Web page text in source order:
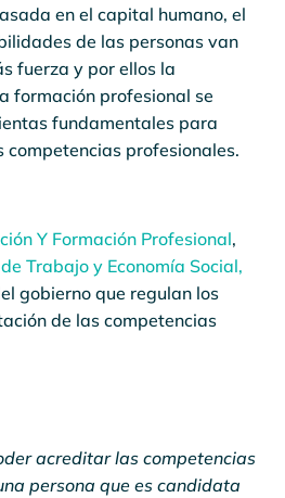
en el capital humano, el
de las personas van
fuerza y por ellos la
formación profesional se
fundamentales para
competencias profesionales.
Y Formación Profesional,
Trabajo y Economía Social,
gobierno que regulan los
de las competencias
acreditar las competencias
persona que es candidata